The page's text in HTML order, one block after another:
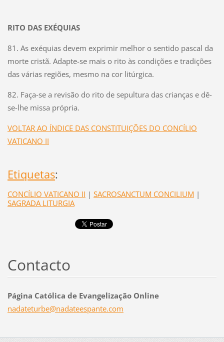
RITO DAS EXÉQUIAS
81. As exéquias devem exprimir melhor o sentido pascal da
morte cristã. Adapte-se mais o rito às condições e tradições
das várias regiões, mesmo na cor litúrgica.
82. Faça-se a revisão do rito de sepultura das crianças e dê-
se-lhe missa própria.
VOLTAR AO ÍNDICE DAS CONSTITUIÇÕES DO CONCÍLIO
VATICANO II
Etiquetas:
CONCÍLIO VATICANO II | SACROSANCTUM CONCILIUM |
SAGRADA LITURGIA
Contacto
Página Católica de Evangelização Online
nadateturbe@nadateespante.com